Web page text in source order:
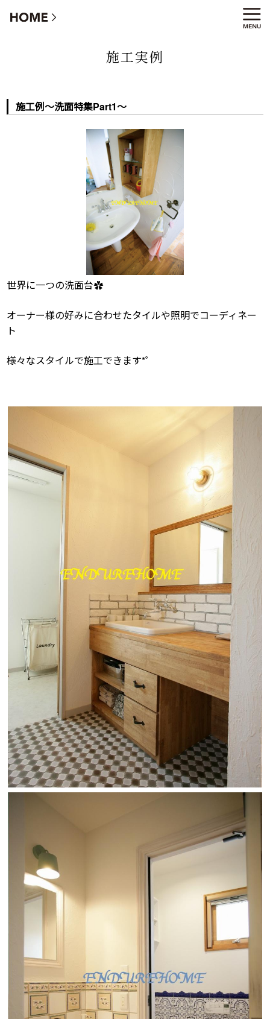
施工例〜洗面特集Part1〜
施工実例
施工例〜洗面特集Part1〜
世界に一つの洗面台✿
オーナー様の好みに合わせたタイルや照明でコーディネー
ト
様々なスタイルで施工できます*゜